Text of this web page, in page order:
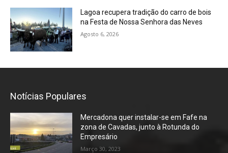
Lagoa recupera tradição do carro de bois
na Festa de Nossa Senhora das Neves
Agosto 6, 2026
Notícias Populares
Mercadona quer instalar-se em Fafe na
zona de Cavadas, junto à Rotunda do
Empresário
Março 30, 2023